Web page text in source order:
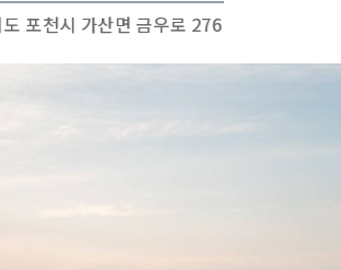
도 포천시 가산면 금우로 276